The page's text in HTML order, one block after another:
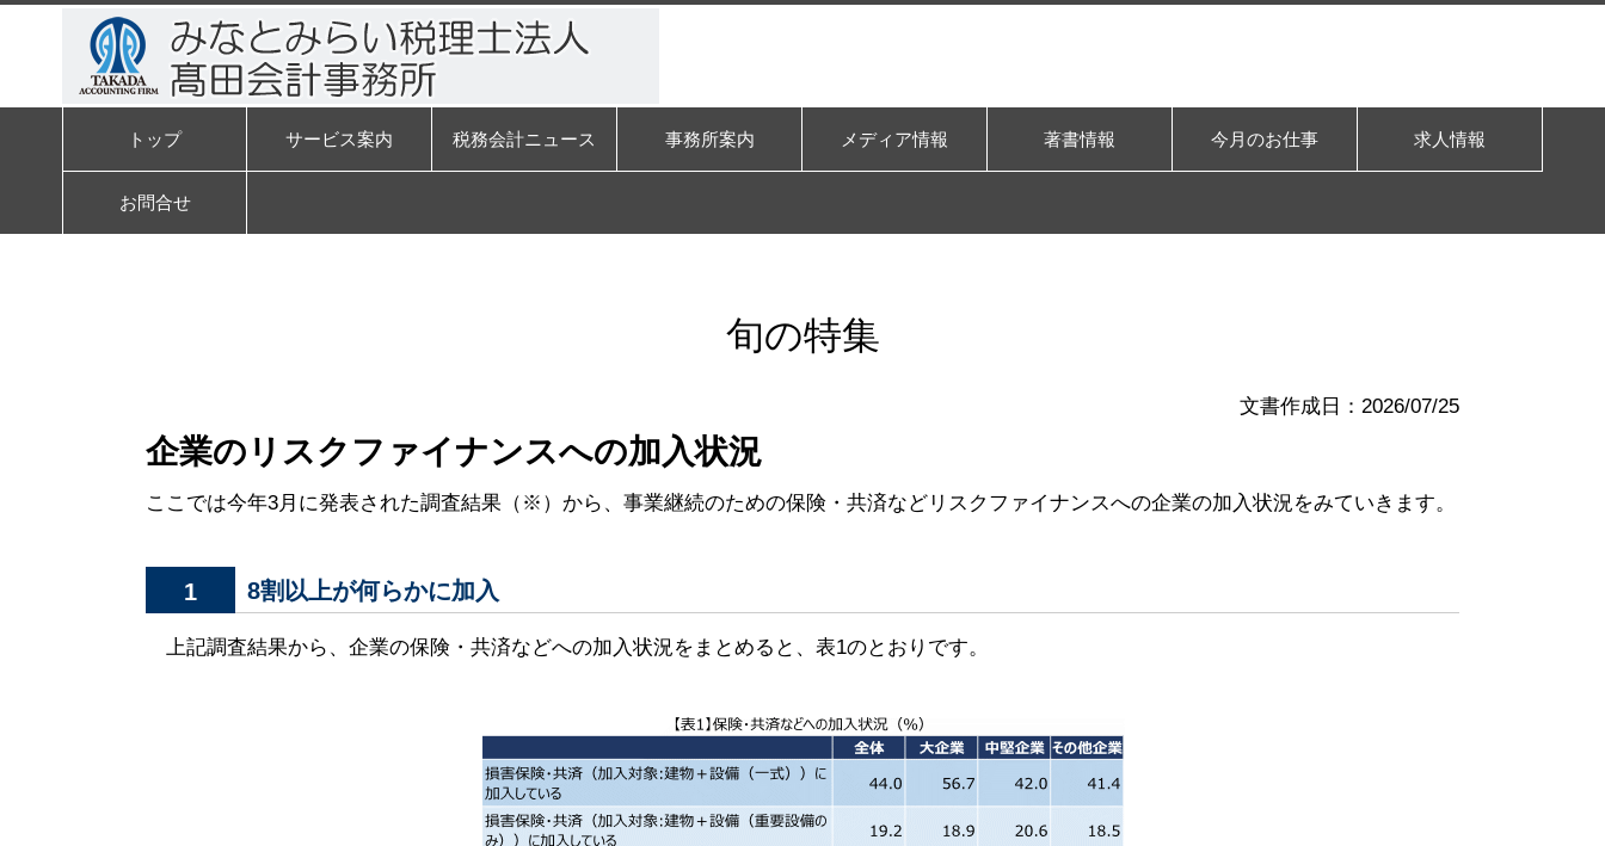
トップ サービス案内 税務会計ニュース 事務所案内 メディア情報 著書情報 今月のお仕事 求人情報
お問合せ
旬の特集
文書作成日：2026/07/25
企業のリスクファイナンスへの加入状況
ここでは今年3月に発表された調査結果（※）から、事業継続のための保険・共済などリスクファイナンスへの企業の加入状況をみていきます。
1 8割以上が何らかに加入
上記調査結果から、企業の保険・共済などへの加入状況をまとめると、表1のとおりです。